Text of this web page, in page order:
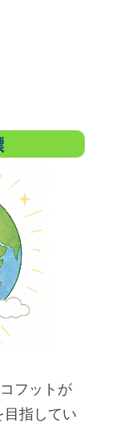
フットが
指してい